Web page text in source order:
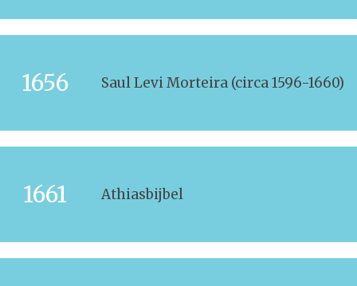
1656 Saul Levi Morteira (circa 1596-1660)
1661 Athiasbijbel